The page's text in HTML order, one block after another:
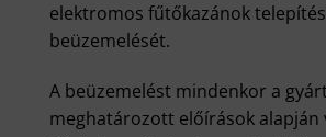
elektromos fűtőkazánok
beüzemelését.
A beüzemelést mindenkor a
meghatározott előírások alapján